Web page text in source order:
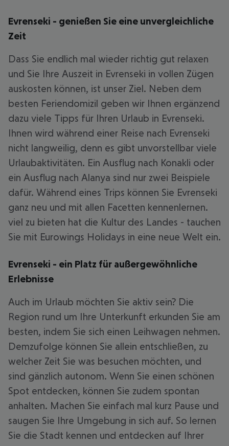
Evrenseki - genießen Sie eine unvergleichliche
Zeit
Dass Sie endlich mal wieder richtig gut relaxen
und Sie Ihre Auszeit in Evrenseki in vollen Zügen
auskosten können, ist unser Ziel. Neben dem
besten Feriendomizil geben wir Ihnen ergänzend
dazu viele Tipps für Ihren Urlaub in Evrenseki.
Ihnen wird während einer Reise nach Evrenseki
nicht langweilig, denn es gibt unvorstellbar viele
Urlaubaktivitäten. Ein Ausflug nach Konakli oder
ein Ausflug nach Alanya sind nur zwei Beispiele
dafür. Während eines Trips können Sie Evrenseki
ganz neu und mit allen Facetten kennenlernen.
viel zu bieten hat die Kultur des Landes - tauchen
Sie mit Eurowings Holidays in eine neue Welt ein.
Evrenseki - ein Platz für außergewöhnliche
Erlebnisse
Auch im Urlaub möchten Sie aktiv sein? Die
Region rund um Ihre Unterkunft erkunden Sie am
besten, indem Sie sich einen Leihwagen nehmen.
Demzufolge können Sie allein entschließen, zu
welcher Zeit Sie was besuchen möchten, und
sind gänzlich autonom. Wenn Sie einen schönen
Spot entdecken, können Sie zudem spontan
anhalten. Machen Sie einfach mal kurz Pause und
saugen Sie Ihre Umgebung in sich auf. So lernen
Sie die Stadt kennen und entdecken auf Ihrer